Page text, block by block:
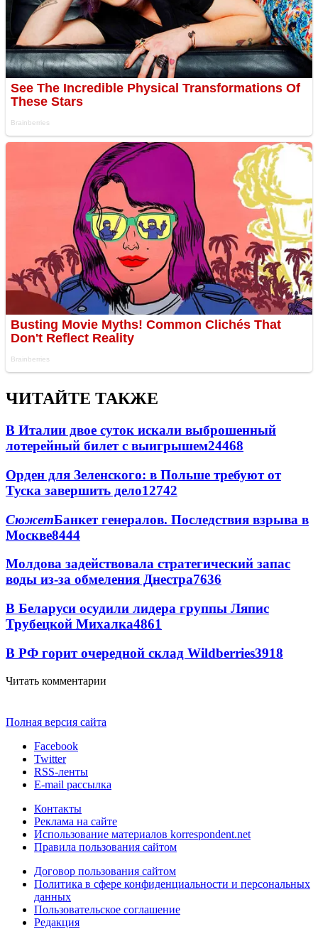
ЧИТАЙТЕ ТАКЖЕ
В Италии двое суток искали выброшенный
лотерейный билет с выигрышем24468
Орден для Зеленского: в Польше требуют от
Туска завершить дело12742
СюжетБанкет генералов. Последствия взрыва в
Москве8444
Молдова задействовала стратегический запас
воды из-за обмеления Днестра7636
В Беларуси осудили лидера группы Ляпис
Трубецкой Михалка4861
В РФ горит очередной склад Wildberries3918
Читать комментарии
Полная версия сайта
Facebook
Twitter
RSS-ленты
E-mail рассылка
Контакты
Реклама на сайте
Использование материалов korrespondent.net
Правила пользования сайтом
Договор пользования сайтом
Политика в сфере конфиденциальности и персональных
данных
Пользовательское соглашение
Редакция